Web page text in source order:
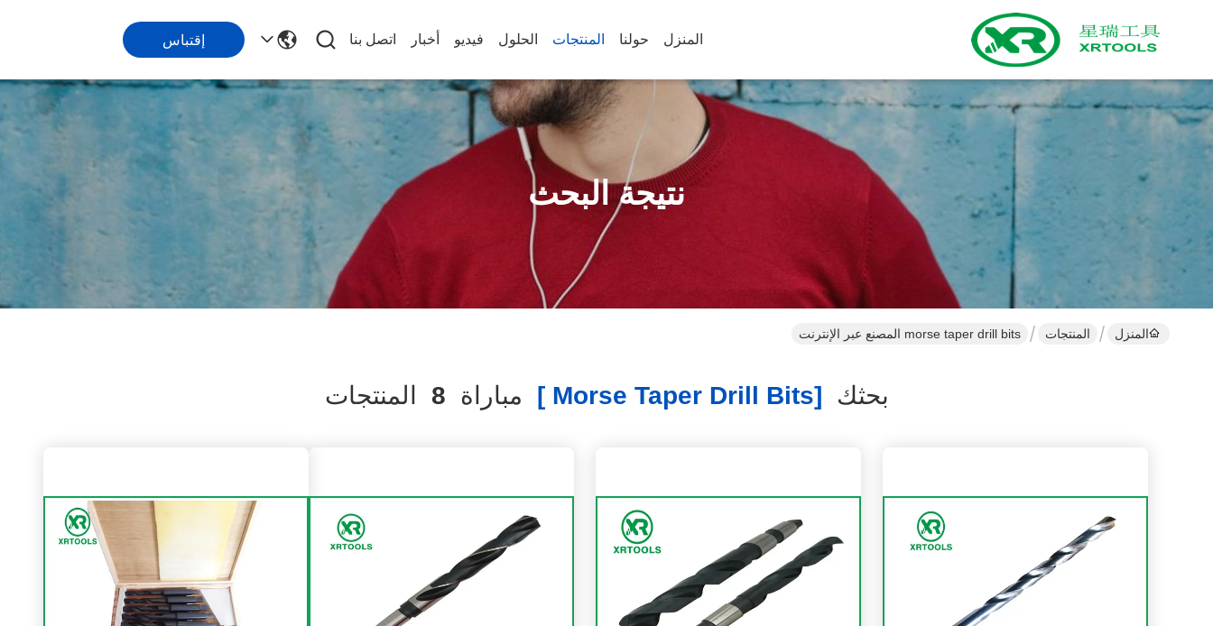
المنزل حولنا المنتجات الحلول فيديو أخبار اتصل بنا إقتباس
نتيجة البحث
المنزل المنتجات morse taper drill bits المصنع عبر الإنترنت
بحثك [morse Taper Drill Bits ] مباراة 8 المنتجات